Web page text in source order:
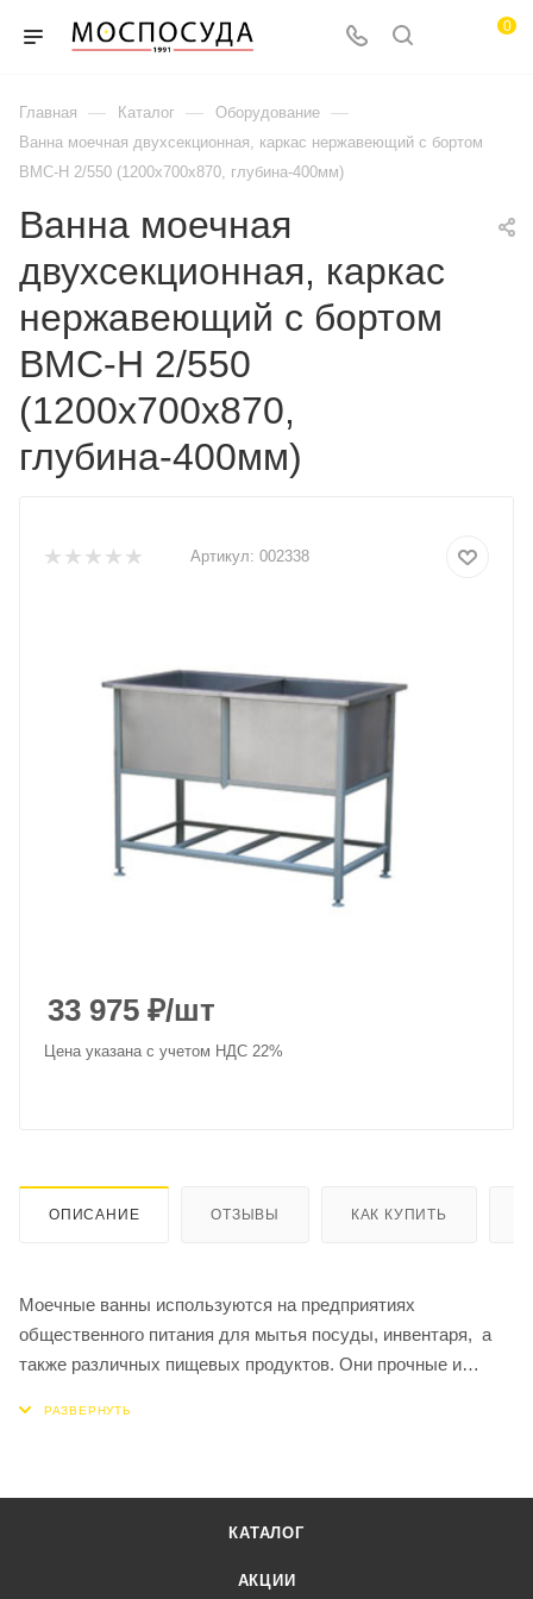
0
Главная — Каталог — Оборудование —
Ванна моечная двухсекционная, каркас нержавеющий с бортом
ВМС-Н 2/550 (1200х700х870, глубина-400мм)
Ванна моечная
двухсекционная, каркас
нержавеющий с бортом
ВМС-Н 2/550
(1200х700х870,
глубина-400мм)
Артикул: 002338
33 975 ₽/шт
Цена указана с учетом НДС 22%
ОПИСАНИЕ ОТЗЫВЫ КАК КУПИТЬ
Моечные ванны используются на предприятиях
общественного питания для мытья посуды, инвентаря, а
также различных пищевых продуктов. Они прочные и
нержавеющей стали. Корпус повышенной прочности
способен выдерживать большие нагрузки. Ванна
КАТАЛОГ
АКЦИИ